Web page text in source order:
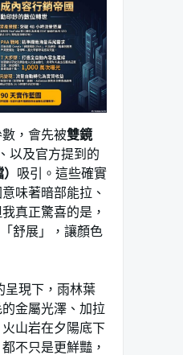
，會先被雙鏡
、以及官方提到的
吸引。這些確實
味著暗部能拉、
真正驚喜的是，
舒展」，讓顏色
呈現下，雨林葉
金屬光澤、加拉
山岩在夕陽底下
不只是更鮮豔，